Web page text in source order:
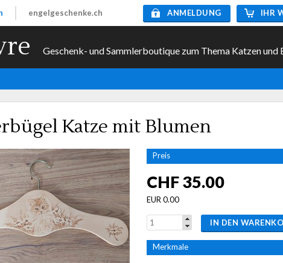
engelgeschenke.ch ANMELDUNG IHR
Geschenk- und Sammlerboutique zum Thema Katzen und
Katze mit Blumen
Preis
CHF 35.00
EUR 0.00
IN DEN
Merkmale